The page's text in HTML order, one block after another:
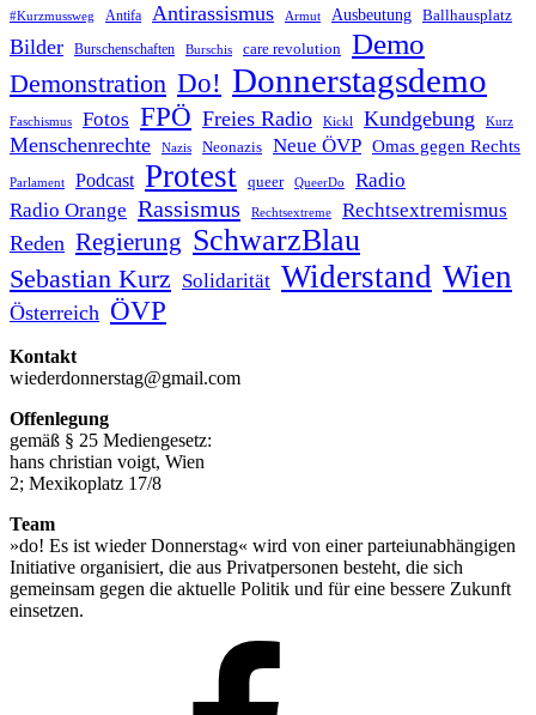
#Kurzmussweg Antifa Antirassismus Armut Ausbeutung Ballhausplatz
Bilder Burschenschaften Burschis care revolution Demo
Demonstration Do! Donnerstagsdemo
Faschismus Fotos FPÖ Freies Radio Kickl Kundgebung Kurz
Menschenrechte Nazis Neonazis Neue ÖVP Omas gegen Rechts
Parlament Podcast Protest queer QueerDo
Radio
Radio Orange Rassismus Rechtsextreme Rechtsextremismus
Reden Regierung SchwarzBlau
Sebastian Kurz Solidarität Widerstand Wien
Österreich ÖVP
Kontakt
wiederdonnerstag@gmail.com
Offenlegung
gemäß § 25 Mediengesetz:
hans christian voigt, Wien
2; Mexikoplatz 17/8
Team
»do! Es ist wieder Donnerstag« wird von einer parteiunabhängigen
Initiative organisiert, die aus Privatpersonen besteht, die sich
gemeinsam gegen die aktuelle Politik und für eine bessere Zukunft
einsetzen.